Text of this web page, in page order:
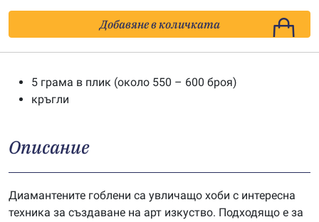
за
диамантен
цв.
Добавяне в количката
5 грама в плик (около 550 – 600 броя)
кръгли
Описание
Диамантените гоблени са увличащо хоби с интересна
техника за създаване на арт изкуство. Подходящо е за